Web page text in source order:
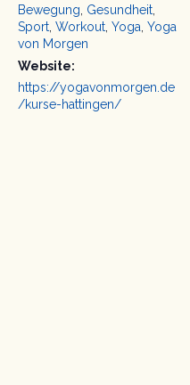
Bewegung, Gesundheit,
Sport, Workout, Yoga, Yoga
von Morgen
Website:
https://yogavonmorgen.de
/kurse-hattingen/